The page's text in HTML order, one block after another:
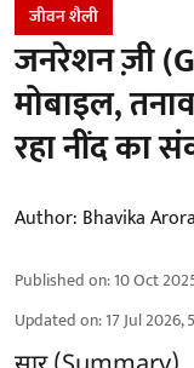
जीवन शैली
जनरेशन ज़ी
मोबाइल,
रहा नींद का
Author: Bhavika Arora
Published on:10 Oct
Updated on:17 Jul 2026,